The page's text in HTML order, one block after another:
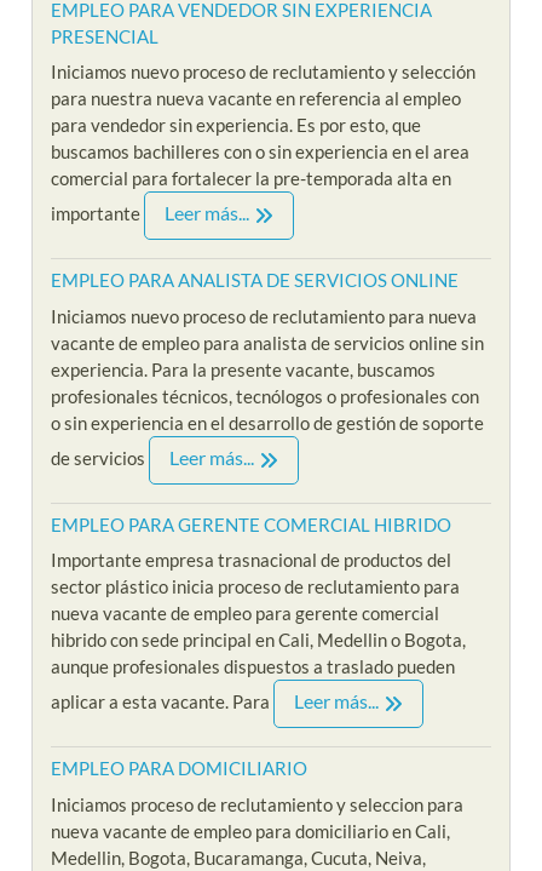
EMPLEO PARA VENDEDOR SIN EXPERIENCIA
PRESENCIAL
Iniciamos nuevo proceso de reclutamiento y selección
para nuestra nueva vacante en referencia al empleo
para vendedor sin experiencia. Es por esto, que
buscamos bachilleres con o sin experiencia en el area
comercial para fortalecer la pre-temporada alta en
importante
Leer más...
EMPLEO PARA ANALISTA DE SERVICIOS ONLINE
Iniciamos nuevo proceso de reclutamiento para nueva
vacante de empleo para analista de servicios online sin
experiencia. Para la presente vacante, buscamos
profesionales técnicos, tecnólogos o profesionales con
o sin experiencia en el desarrollo de gestión de soporte
de servicios
Leer más...
EMPLEO PARA GERENTE COMERCIAL HIBRIDO
Importante empresa trasnacional de productos del
sector plástico inicia proceso de reclutamiento para
nueva vacante de empleo para gerente comercial
hibrido con sede principal en Cali, Medellin o Bogota,
aunque profesionales dispuestos a traslado pueden
aplicar a esta vacante. Para
Leer más...
EMPLEO PARA DOMICILIARIO
Iniciamos proceso de reclutamiento y seleccion para
nueva vacante de empleo para domiciliario en Cali,
Medellin, Bogota, Bucaramanga, Cucuta, Neiva,